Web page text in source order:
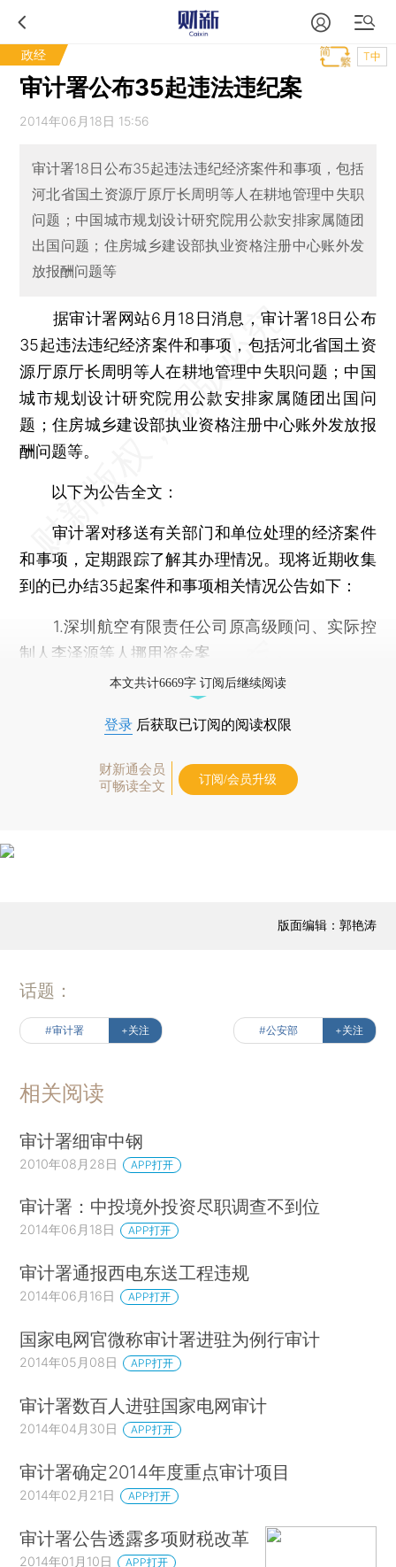
政经 T中
审计署公布35起违法违纪案
2014年06月18日 15:56
审计署18日公布35起违法违纪经济案件和事项，包括
河北省国土资源厅原厅长周明等人在耕地管理中失职
问题；中国城市规划设计研究院用公款安排家属随团
出国问题；住房城乡建设部执业资格注册中心账外发
放报酬问题等
据审计署网站6月18日消息，审计署18日公布
35起违法违纪经济案件和事项，包括河北省国土资
源厅原厅长周明等人在耕地管理中失职问题；中国
城市规划设计研究院用公款安排家属随团出国问
题；住房城乡建设部执业资格注册中心账外发放报
酬问题等。
以下为公告全文：
审计署对移送有关部门和单位处理的经济案件
和事项，定期跟踪了解其办理情况。现将近期收集
到的已办结35起案件和事项相关情况公告如下：
1.深圳航空有限责任公司原高级顾问、实际控
制人李泽源等人挪用资金案
本文共计6669字 订阅后继续阅读
登录 后获取已订阅的阅读权限
财新通会员
可畅读全文
订阅/会员升级
版面编辑：郭艳涛
话题：
#审计署 +关注 #公安部 +关注
相关阅读
审计署细审中钢
2010年08月28日 APP打开
审计署：中投境外投资尽职调查不到位
2014年06月18日 APP打开
审计署通报西电东送工程违规
2014年06月16日 APP打开
国家电网官微称审计署进驻为例行审计
2014年05月08日 APP打开
审计署数百人进驻国家电网审计
2014年04月30日 APP打开
审计署确定2014年度重点审计项目
2014年02月21日 APP打开
审计署公告透露多项财税改革
2014年01月10日 APP打开